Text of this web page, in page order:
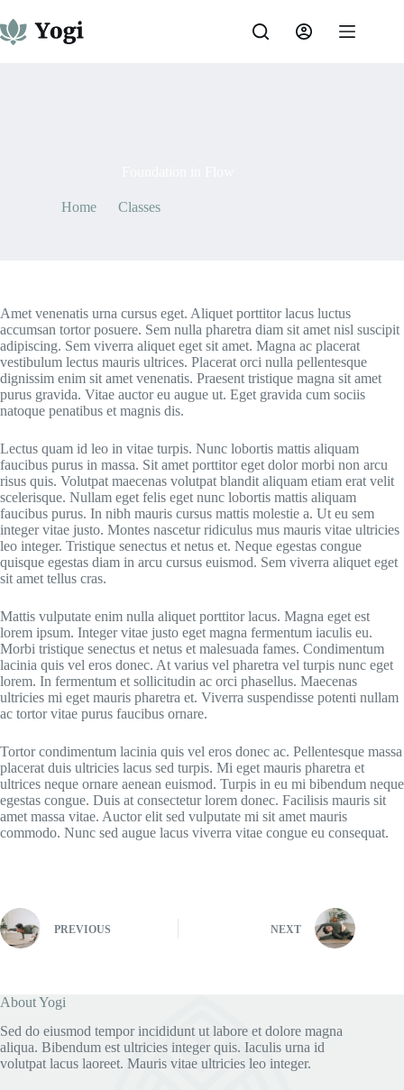
to
content
Home Classes
Amet venenatis urna cursus eget. Aliquet porttitor lacus luctus
accumsan tortor posuere. Sem nulla pharetra diam sit amet nisl suscipit
adipiscing. Sem viverra aliquet eget sit amet. Magna ac placerat
vestibulum lectus mauris ultrices. Placerat orci nulla pellentesque
dignissim enim sit amet venenatis. Praesent tristique magna sit amet
purus gravida. Vitae auctor eu augue ut. Eget gravida cum sociis
natoque penatibus et magnis dis.
Lectus quam id leo in vitae turpis. Nunc lobortis mattis aliquam
faucibus purus in massa. Sit amet porttitor eget dolor morbi non arcu
risus quis. Volutpat maecenas volutpat blandit aliquam etiam erat velit
scelerisque. Nullam eget felis eget nunc lobortis mattis aliquam
faucibus purus. In nibh mauris cursus mattis molestie a. Ut eu sem
integer vitae justo. Montes nascetur ridiculus mus mauris vitae ultricies
leo integer. Tristique senectus et netus et. Neque egestas congue
quisque egestas diam in arcu cursus euismod. Sem viverra aliquet eget
sit amet tellus cras.
Mattis vulputate enim nulla aliquet porttitor lacus. Magna eget est
lorem ipsum. Integer vitae justo eget magna fermentum iaculis eu.
Morbi tristique senectus et netus et malesuada fames. Condimentum
lacinia quis vel eros donec. At varius vel pharetra vel turpis nunc eget
lorem. In fermentum et sollicitudin ac orci phasellus. Maecenas
ultricies mi eget mauris pharetra et. Viverra suspendisse potenti nullam
ac tortor vitae purus faucibus ornare.
Tortor condimentum lacinia quis vel eros donec ac. Pellentesque massa
placerat duis ultricies lacus sed turpis. Mi eget mauris pharetra et
ultrices neque ornare aenean euismod. Turpis in eu mi bibendum neque
egestas congue. Duis at consectetur lorem donec. Facilisis mauris sit
amet massa vitae. Auctor elit sed vulputate mi sit amet mauris
commodo. Nunc sed augue lacus viverra vitae congue eu consequat.
PREVIOUS NEXT
About Yogi
Sed do eiusmod tempor incididunt ut labore et dolore magna
aliqua. Bibendum est ultricies integer quis. Iaculis urna id
volutpat lacus laoreet. Mauris vitae ultricies leo integer.